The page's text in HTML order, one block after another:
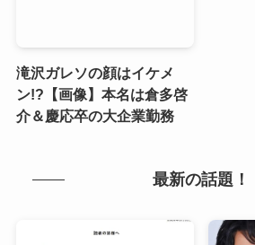
滝沢ガレソの顔はイケメ
ン!?【画像】本名は倉多啓
介＆慶応卒の大企業勤務
最新の話題！